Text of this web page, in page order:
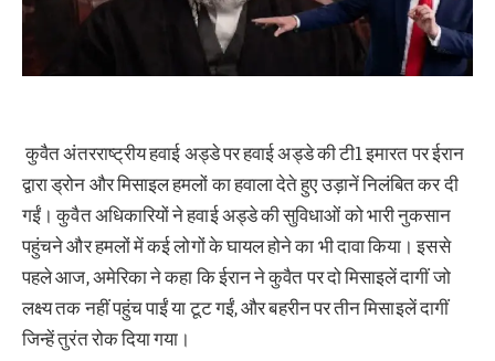
कुवैत अंतरराष्ट्रीय हवाई अड्डे पर हवाई अड्डे की टी1 इमारत पर ईरान
द्वारा ड्रोन और मिसाइल हमलों का हवाला देते हुए उड़ानें निलंबित कर दी
गईं। कुवैत अधिकारियों ने हवाई अड्डे की सुविधाओं को भारी नुकसान
पहुंचने और हमलों में कई लोगों के घायल होने का भी दावा किया। इससे
पहले आज, अमेरिका ने कहा कि ईरान ने कुवैत पर दो मिसाइलें दागीं जो
लक्ष्य तक नहीं पहुंच पाईं या टूट गईं, और बहरीन पर तीन मिसाइलें दागीं
जिन्हें तुरंत रोक दिया गया।